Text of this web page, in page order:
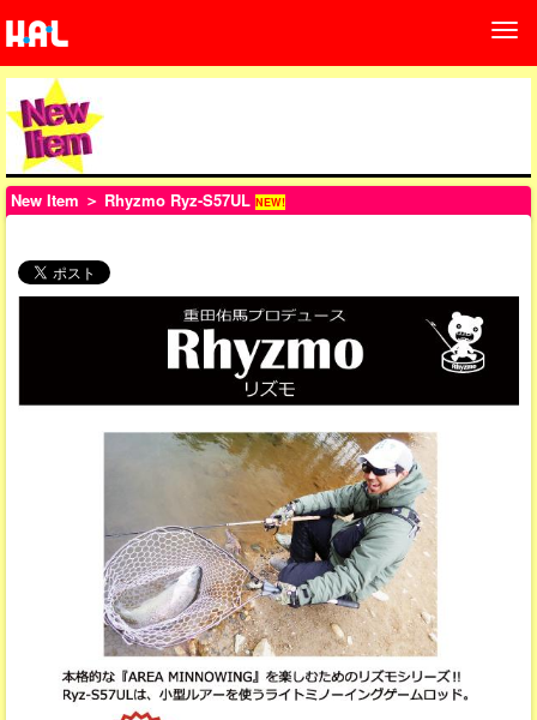
New Item ＞ Rhyzmo Ryz-S57UL NEW!